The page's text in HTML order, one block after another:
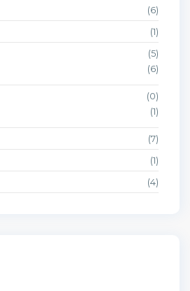
(6)
(1)
(5)
(6)
(0)
(1)
(7)
(1)
(4)